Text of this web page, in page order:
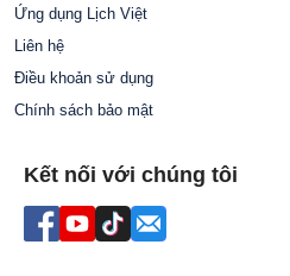
Ứng dụng Lịch Việt
Liên hệ
Điều khoản sử dụng
Chính sách bảo mật
Kết nối với chúng tôi